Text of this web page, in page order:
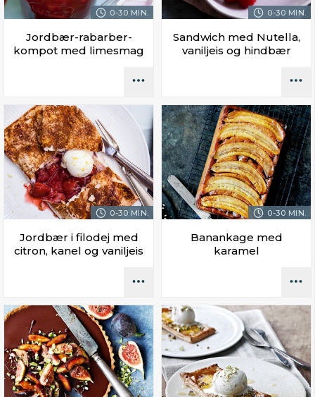
0-30 MIN.
Jordbær-rabarber-
kompot med limesmag
0-30 MIN.
Sandwich med Nutella,
vaniljeis og hindbær
0-30 MIN.
Jordbær i filodej med
citron, kanel og vaniljeis
0-30 MIN.
Banankage med
karamel